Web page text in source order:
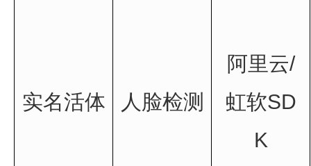
实名活体 人脸检测
阿里云/
虹软SD
K